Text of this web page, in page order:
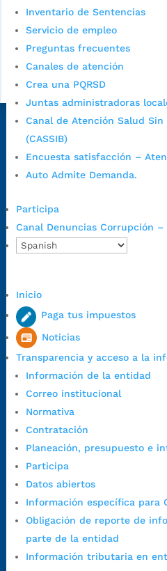
Inventario de Sentencias
Servicio de empleo
Preguntas frecuentes
Canales de atención
Crea una PQRSD
Juntas administradoras
Canal de Atención Salud Sin
(CASSIB)
Encuesta satisfacción –
Auto Admite Demanda.
Participa
Canal Denuncias Corrupción –
Inicio
Paga tus impuestos
Noticias
Transparencia y acceso a la
Información de la entidad
Correo institucional
Normativa
Contratación
Planeación, presupuesto e
Participa
Datos abiertos
Información específica para
Obligación de reporte de
parte de la entidad
Información tributaria en
Colombia.
1:00 p.m. a 5:30 p.m. / viernes
7:00 a.m. a 5:00 p.m., con 30
Lunes a jueves: 7:00 a.m. a 12:00
Viernes: 7:00 a.m. a 5:00 p.m.
30 minutos de descanso al medio
Horario de Atención CAME (Norte):
Dirección:
Carrera 12 #16N-84 del
Correo Institucional:
Correo de notificaciones
Canal de denuncia para presuntos
https://
Emergencia: